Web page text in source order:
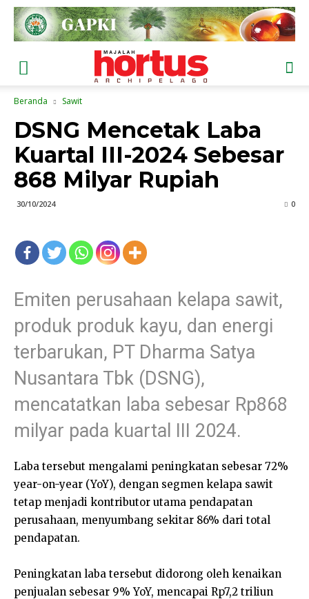
Beranda Sawit
DSNG Mencetak Laba
Kuartal III-2024 Sebesar
868 Milyar Rupiah
30/10/2024 0
Emiten perusahaan kelapa sawit,
produk produk kayu, dan energi
terbarukan, PT Dharma Satya
Nusantara Tbk (DSNG),
mencatatkan laba sebesar Rp868
milyar pada kuartal III 2024.
Laba tersebut mengalami peningkatan sebesar 72%
year-on-year (YoY), dengan segmen kelapa sawit
tetap menjadi kontributor utama pendapatan
perusahaan, menyumbang sekitar 86% dari total
pendapatan.
Peningkatan laba tersebut didorong oleh kenaikan
penjualan sebesar 9% YoY, mencapai Rp7,2 triliun